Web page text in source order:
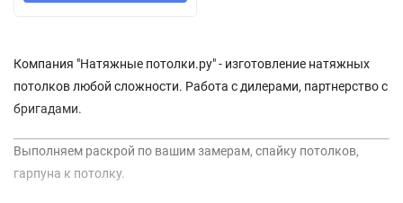
Компания "Натяжные потолки.ру" - изготовление натяжных
потолков любой сложности. Работа с дилерами, партнерство с
бригадами.
Выполняем раскрой по вашим замерам, спайку потолков,
гарпуна к потолку.